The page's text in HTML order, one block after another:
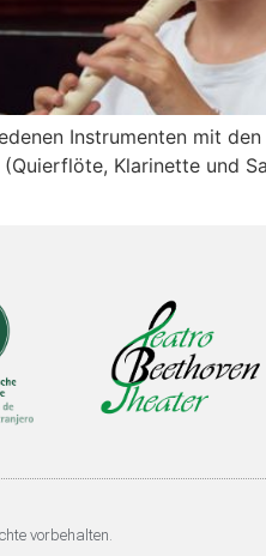
Instrumenten mit
Klarinette und
vorbehalten.